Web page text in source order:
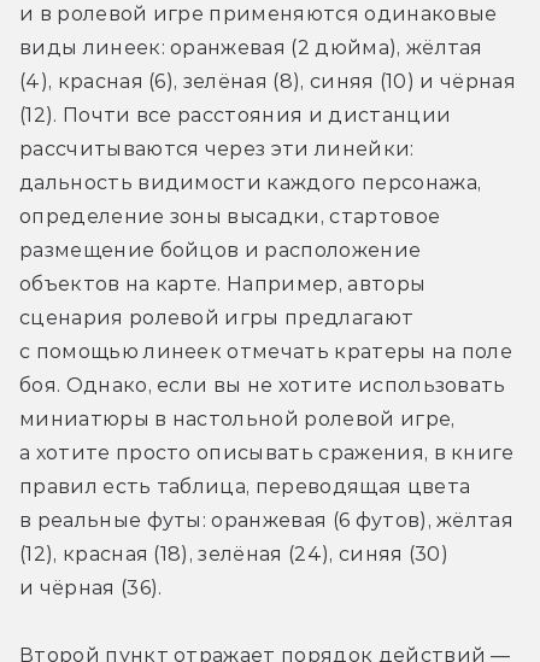
и в ролевой игре применяются одинаковые
виды линеек: оранжевая (2 дюйма), жёлтая
(4), красная (6), зелёная (8), синяя (10) и чёрная
(12). Почти все расстояния и дистанции
рассчитываются через эти линейки:
дальность видимости каждого персонажа,
определение зоны высадки, стартовое
размещение бойцов и расположение
объектов на карте. Например, авторы
сценария ролевой игры предлагают
с помощью линеек отмечать кратеры на поле
боя. Однако, если вы не хотите использовать
миниатюры в настольной ролевой игре,
а хотите просто описывать сражения, в книге
правил есть таблица, переводящая цвета
в реальные футы: оранжевая (6 футов), жёлтая
(12), красная (18), зелёная (24), синяя (30)
и чёрная (36).
Второй пункт отражает порядок действий —